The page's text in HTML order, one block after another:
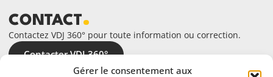
Gérer le consentement aux
CONTACT
Contactez VDJ 360° pour toute information ou correction.
Contacter VDJ 360°